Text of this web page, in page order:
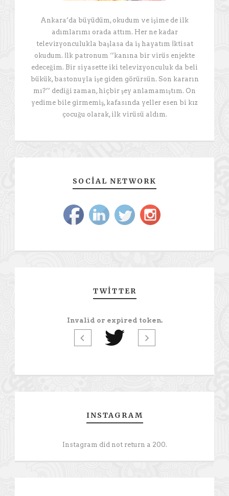
Ankara’da büyüdüm, okudum ve işime de ilk
adımlarımı orada attım. Her ne kadar
televizyonculukla başlasa da iş hayatım İktisat
okudum. İlk patronum ‘’kanına bir virüs enjekte
edeceğim. Bir siyasette iki televizyonculuk da beli
bükük, bastonuyla işe giden görürsün. Son kararın
mı?’’ dediği zaman, hiçbir şey anlamamıştım. On
yedime bile girmemiş, kafasında yeller esen bi kız
çocuğu olarak, ilk virüsü aldım.
SOCIAL NETWORK
TWITTER
Invalid or expired token.
INSTAGRAM
Instagram did not return a 200.